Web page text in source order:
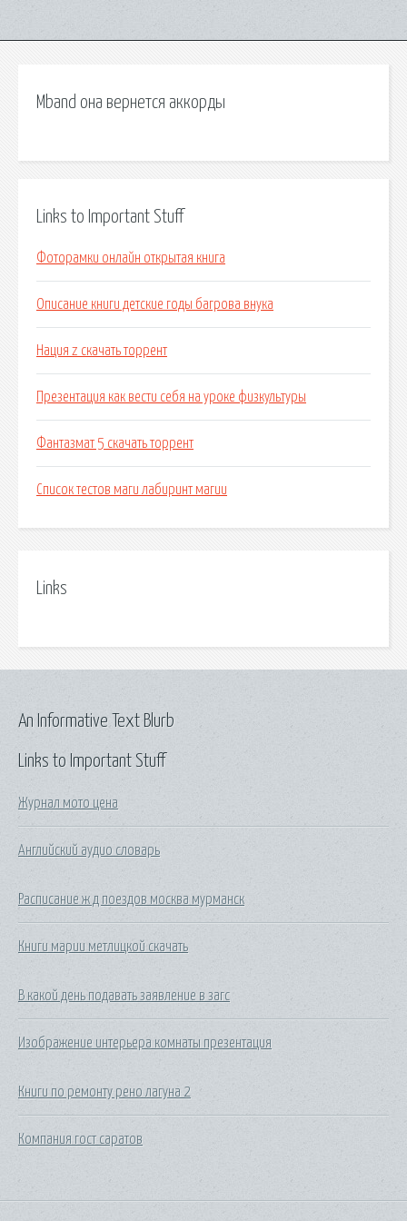
Mband она вернется аккорды
Links to Important Stuff
Фоторамки онлайн открытая книга
Описание книги детские годы багрова внука
Нация z скачать торрент
Презентация как вести себя на уроке физкультуры
Фантазмат 5 скачать торрент
Список тестов маги лабиринт магии
Links
Links to Important Stuff
Журнал мото цена
Английский аудио словарь
Расписание ж д поездов москва мурманск
Книги марии метлицкой скачать
В какой день подавать заявление в загс
Изображение интерьера комнаты презентация
Книги по ремонту рено лагуна 2
Компания гост саратов
An Informative Text Blurb